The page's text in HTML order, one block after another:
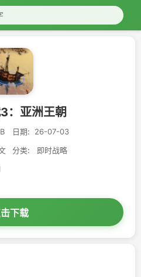
：亚洲王朝
日期:
26-07-03
分类:
即时战略
下载